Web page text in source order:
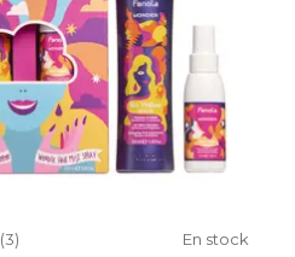
(3)
En stock